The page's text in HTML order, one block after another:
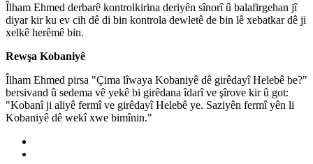
Îlham Ehmed derbarê kontrolkirina deriyên sînorî û balafirgehan jî
diyar kir ku ev cih dê di bin kontrola dewletê de bin lê xebatkar dê ji
xelkê herêmê bin.
Rewşa Kobaniyê
Îlham Ehmed pirsa "Çima lîwaya Kobaniyê dê girêdayî Helebê be?"
bersivand û sedema vê yekê bi girêdana îdarî ve şîrove kir û got:
"Kobanî ji aliyê fermî ve girêdayî Helebê ye. Saziyên fermî yên li
Kobaniyê dê wekî xwe bimînin."